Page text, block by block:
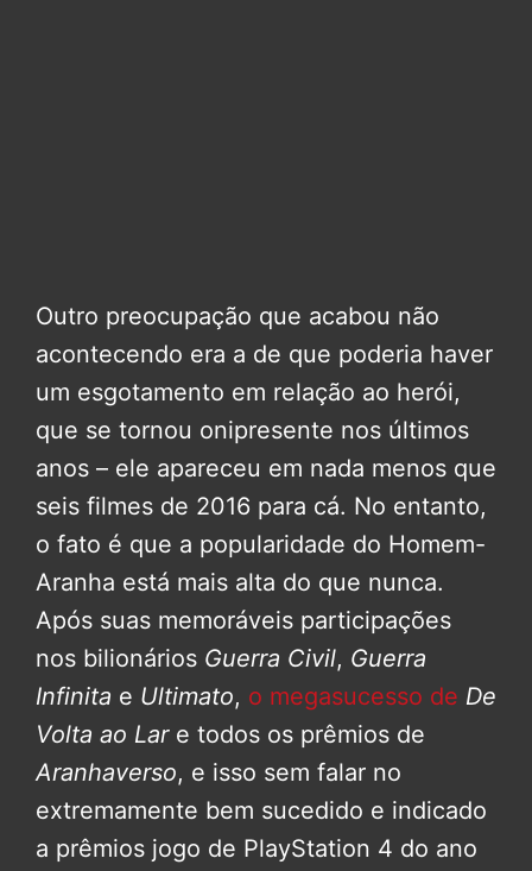
Outro preocupação que acabou não
acontecendo era a de que poderia haver
um esgotamento em relação ao herói,
que se tornou onipresente nos últimos
anos – ele apareceu em nada menos que
seis filmes de 2016 para cá. No entanto,
o fato é que a popularidade do Homem-
Aranha está mais alta do que nunca.
Após suas memoráveis participações
nos bilionários Guerra Civil, Guerra
Infinita e Ultimato, o megasucesso de De
Volta ao Lare todos os prêmios de
Aranhaverso, e isso sem falar no
extremamente bem sucedido e indicado
a prêmios jogo de PlayStation 4 do ano